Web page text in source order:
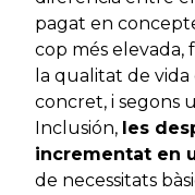
pagat en
cop més
la qualitat de vida
concret, i segons
Inclusión, les
incrementat en
de necessitats